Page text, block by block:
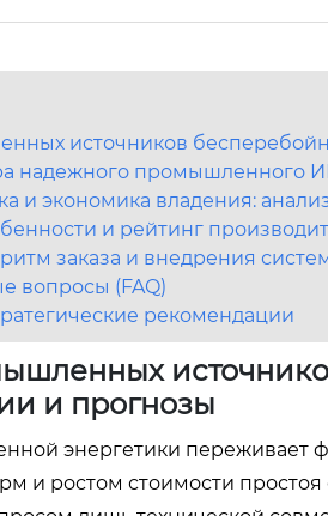
источников
надежного промышленного
и экономика владения:
и рейтинг
заказа и внедрения
вопросы (FAQ)
рекомендации
и прогнозы
энергетики переживает
и ростом стоимости